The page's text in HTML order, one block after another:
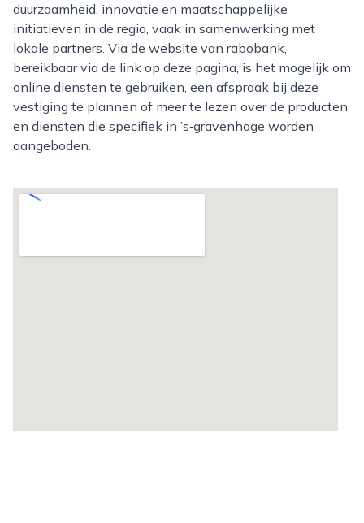
duurzaamheid, innovatie en maatschappelijke
initiatieven in de regio, vaak in samenwerking met
lokale partners. Via de website van rabobank,
bereikbaar via de link op deze pagina, is het mogelijk om
online diensten te gebruiken, een afspraak bij deze
vestiging te plannen of meer te lezen over de producten
en diensten die specifiek in ’s‑gravenhage worden
aangeboden.